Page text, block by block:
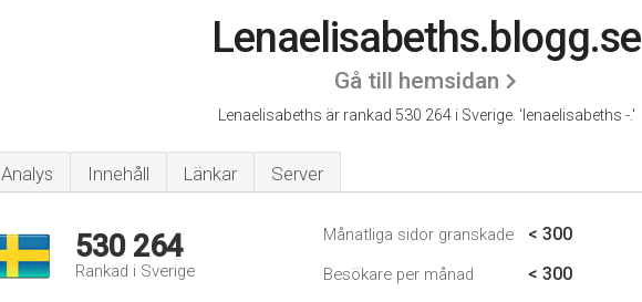
Lenaelisabeths.blogg.se
Gå till hemsidan
Lenaelisabeths är rankad 530 264 i Sverige. 'lenaelisabeths -.'
Analys Innehåll Länkar Server
530 264
Rankad i Sverige
Månatliga sidor granskade < 300
Besökare per månad < 300